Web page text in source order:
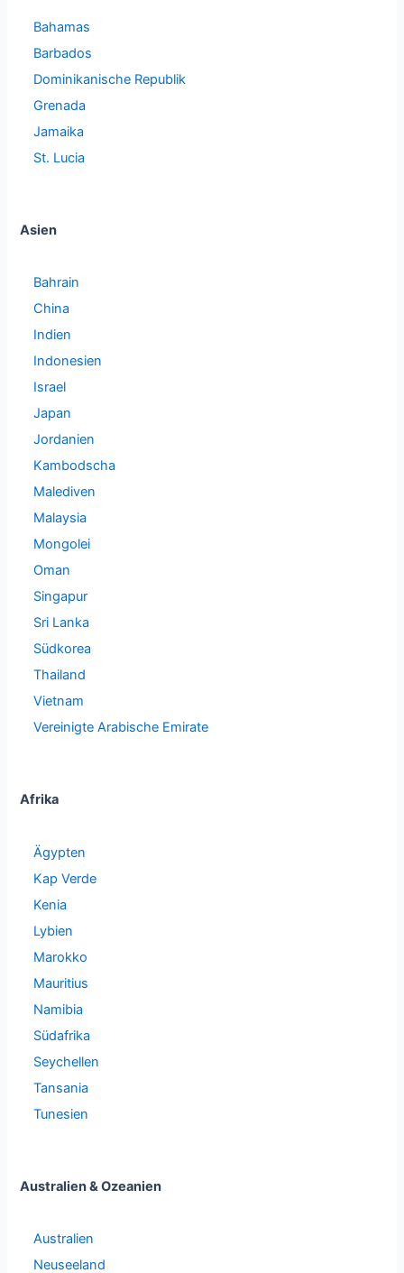
Bahamas
Barbados
Dominikanische Republik
Grenada
Jamaika
St. Lucia
Asien
Bahrain
China
Indien
Indonesien
Israel
Japan
Jordanien
Kambodscha
Malediven
Malaysia
Mongolei
Oman
Singapur
Sri Lanka
Südkorea
Thailand
Vietnam
Vereinigte Arabische Emirate
Afrika
Ägypten
Kap Verde
Kenia
Lybien
Marokko
Mauritius
Namibia
Südafrika
Seychellen
Tansania
Tunesien
Australien & Ozeanien
Australien
Neuseeland